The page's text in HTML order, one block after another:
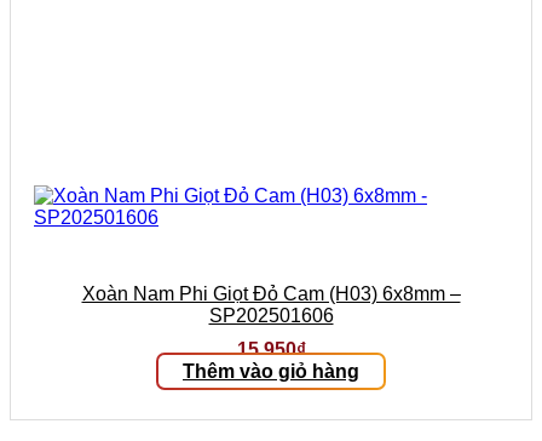
Xoàn Nam Phi Giọt Đỏ Cam (H03) 6x8mm –
SP202501606
15.950₫
Thêm vào giỏ hàng